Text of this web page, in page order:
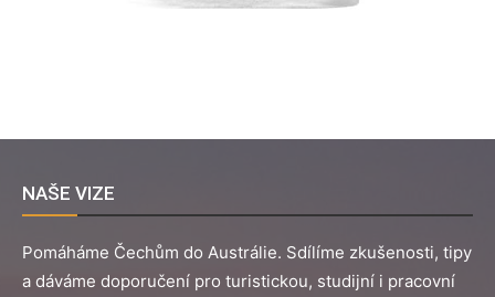
NAŠE VIZE
Pomáháme Čechům do Austrálie. Sdílíme zkušenosti, tipy
a dáváme doporučení pro turistickou, studijní i pracovní